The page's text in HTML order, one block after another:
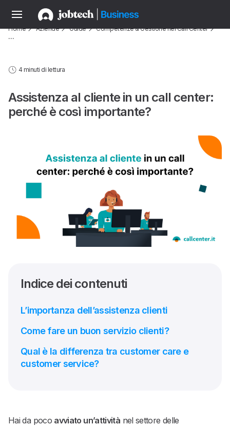
Home Aziende Guide
Competenze & Gestione nei Call Center
…
4 minuti di lettura
Assistenza al cliente in un call center:
perché è così importante?
Indice dei contenuti
L’importanza dell’assistenza clienti
Come fare un buon servizio clienti?
Qual è la differenza tra customer care e
customer service?
Hai da poco avviato un’attività nel settore delle